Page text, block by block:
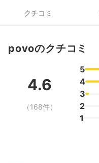
クチコミ
povoのクチコミ
4.6
（168件）
5
4
3
2
1